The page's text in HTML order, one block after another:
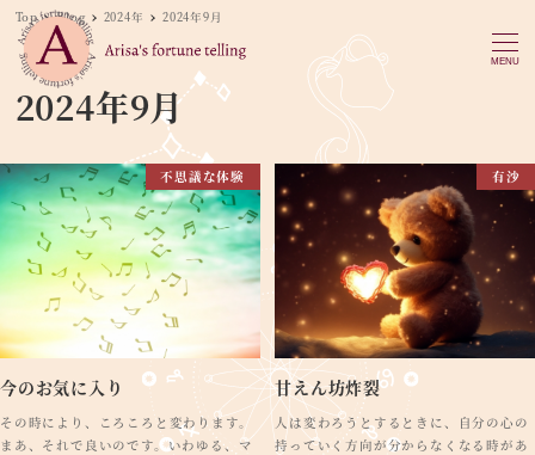
MENU
Top Blog 2024年 2024年9月
2024年9月
不思議な体験
今のお気に入り
その時により、ころころと変わります。
まあ、それで良いのです。いわゆる、マ
有沙
甘えん坊炸裂
人は変わろうとするときに、自分の心の
持っていく方向が分からなくなる時があ